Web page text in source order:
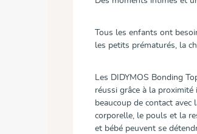
Tous les enfants ont
les petits prématurés, la
Les DIDYMOS Bonding
réussi grâce à la
beaucoup de contact
corporelle, le pouls et la
et bébé peuvent se